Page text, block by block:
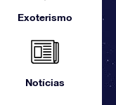
Exoterismo
Notícias